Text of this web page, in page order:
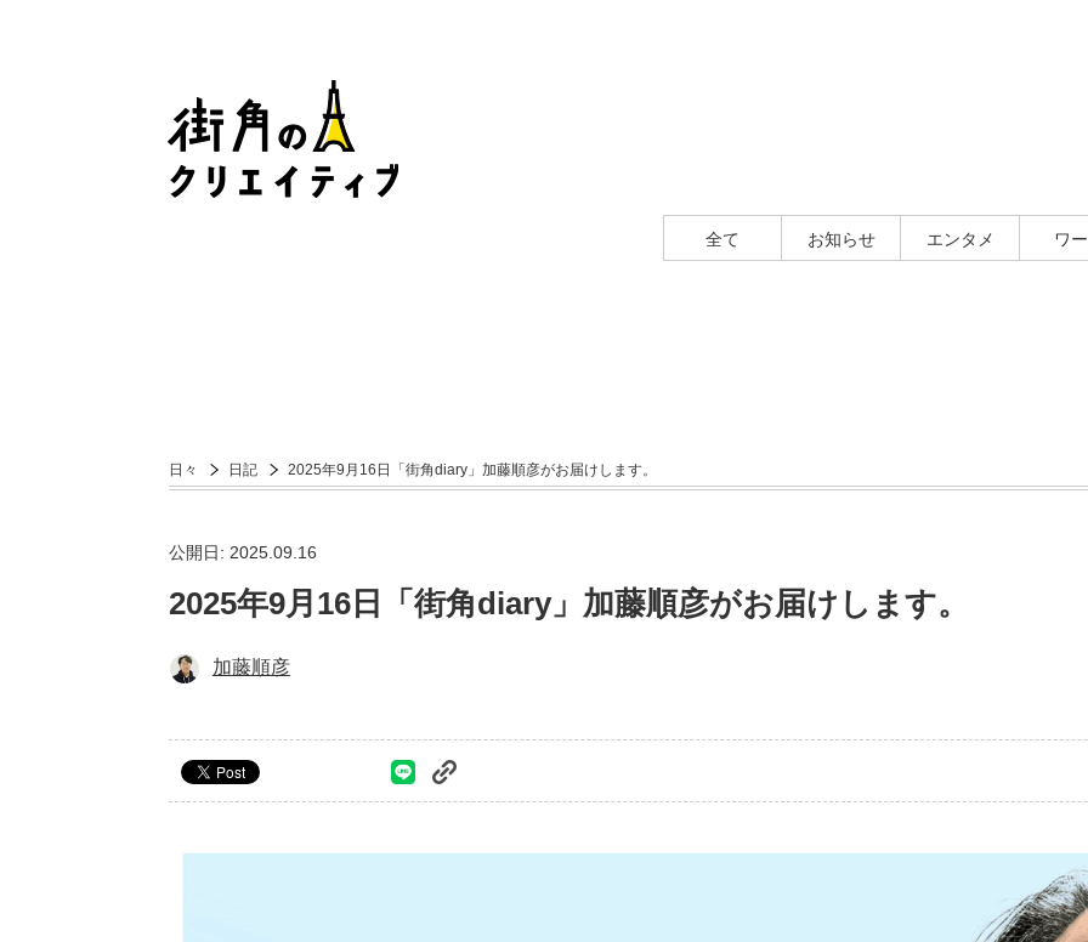
全て お知らせ エンタメ ワ
日々 日記 2025年9月16日「街角diary」加藤順彦がお届けします。
公開日: 2025.09.16
2025年9月16日「街角diary」加藤順彦がお届けします。
加藤順彦